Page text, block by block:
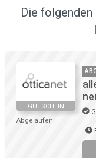
Die
GUTSCHEIN
Abgelaufen